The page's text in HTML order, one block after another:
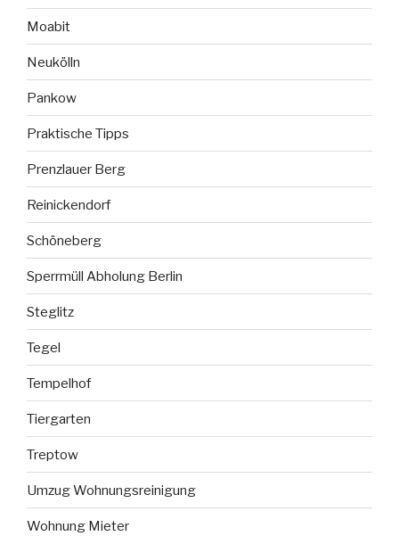
Moabit
Neukölln
Pankow
Praktische Tipps
Prenzlauer Berg
Reinickendorf
Schöneberg
Sperrmüll Abholung Berlin
Steglitz
Tegel
Tempelhof
Tiergarten
Treptow
Umzug Wohnungsreinigung
Wohnung Mieter